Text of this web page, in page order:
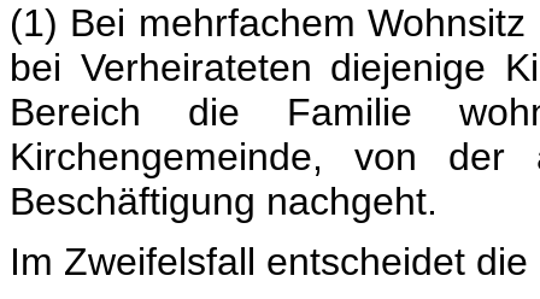
(1) Bei mehrfachem
bei Verheirateten diejenige
Bereich die Familie
Kirchengemeinde, von der
Beschäftigung nachgeht.
Im Zweifelsfall entscheidet